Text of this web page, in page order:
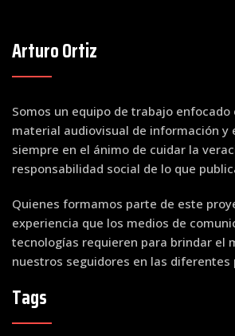
Arturo Ortiz
Somos un equipo de trabajo enfocado
material audiovisual de información y
siempre en el ánimo de cuidar la
responsabilidad social de lo que
Quienes formamos parte de este
experiencia que los medios de
tecnologías requieren para brindar el
nuestros seguidores en las
Tags